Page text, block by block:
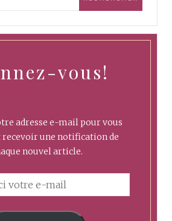
vous!
adresse e-mail pour vous
recevoir une notification de
nouvel article.